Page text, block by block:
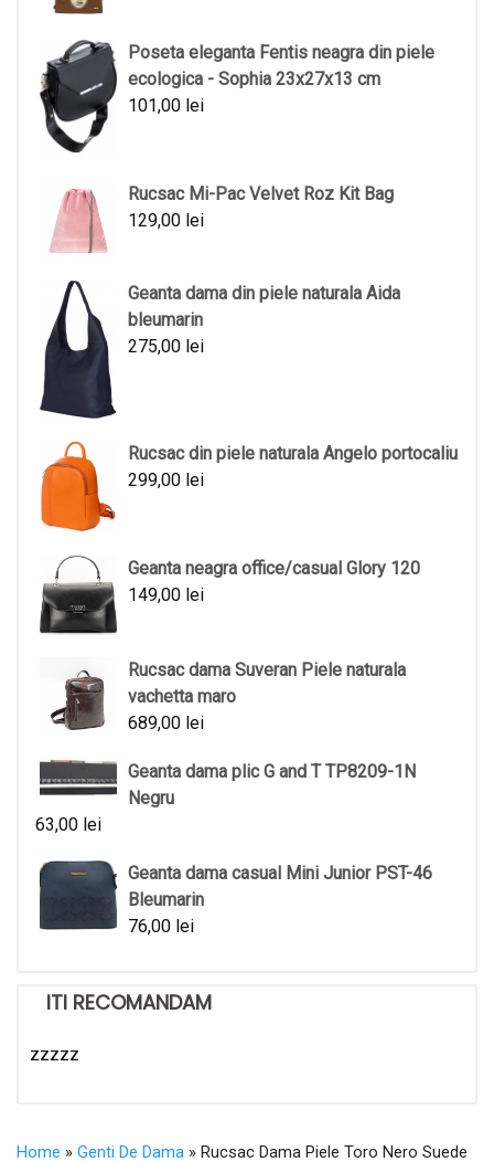
Poseta eleganta Fentis neagra din piele
ecologica - Sophia 23x27x13 cm
101,00 lei
Rucsac Mi-Pac Velvet Roz Kit Bag
129,00 lei
Geanta dama din piele naturala Aida
bleumarin
275,00 lei
Rucsac din piele naturala Angelo portocaliu
299,00 lei
Geanta neagra office/casual Glory 120
149,00 lei
Rucsac dama Suveran Piele naturala
vachetta maro
689,00 lei
Geanta dama plic G and T TP8209-1N
Negru
63,00 lei
Geanta dama casual Mini Junior PST-46
Bleumarin
76,00 lei
ITI RECOMANDAM
zzzzz
Home » Genti De Dama » Rucsac Dama Piele Toro Nero Suede